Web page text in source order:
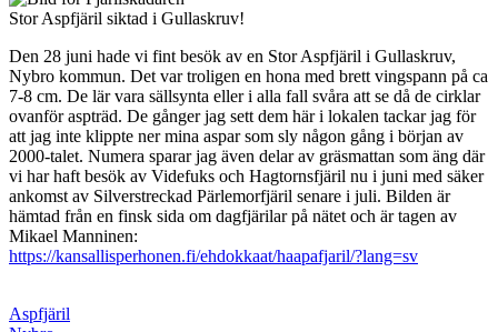
Stor Aspfjäril siktad i Gullaskruv!
Den 28 juni hade vi fint besök av en Stor Aspfjäril i Gullaskruv,
Nybro kommun. Det var troligen en hona med brett vingspann på ca
7-8 cm. De lär vara sällsynta eller i alla fall svåra att se då de cirklar
ovanför aspträd. De gånger jag sett dem här i lokalen tackar jag för
att jag inte klippte ner mina aspar som sly någon gång i början av
2000-talet. Numera sparar jag även delar av gräsmattan som äng där
vi har haft besök av Videfuks och Hagtornsfjäril nu i juni med säker
ankomst av Silverstreckad Pärlemorfjäril senare i juli. Bilden är
hämtad från en finsk sida om dagfjärilar på nätet och är tagen av
Mikael Manninen:
https://kansallisperhonen.fi/ehdokkaat/haapafjaril/?lang=sv
Aspfjäril